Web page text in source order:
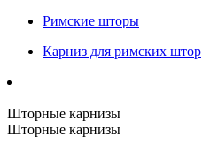
Римские шторы
Карниз для римских штор
Шторные карнизы
Шторные карнизы